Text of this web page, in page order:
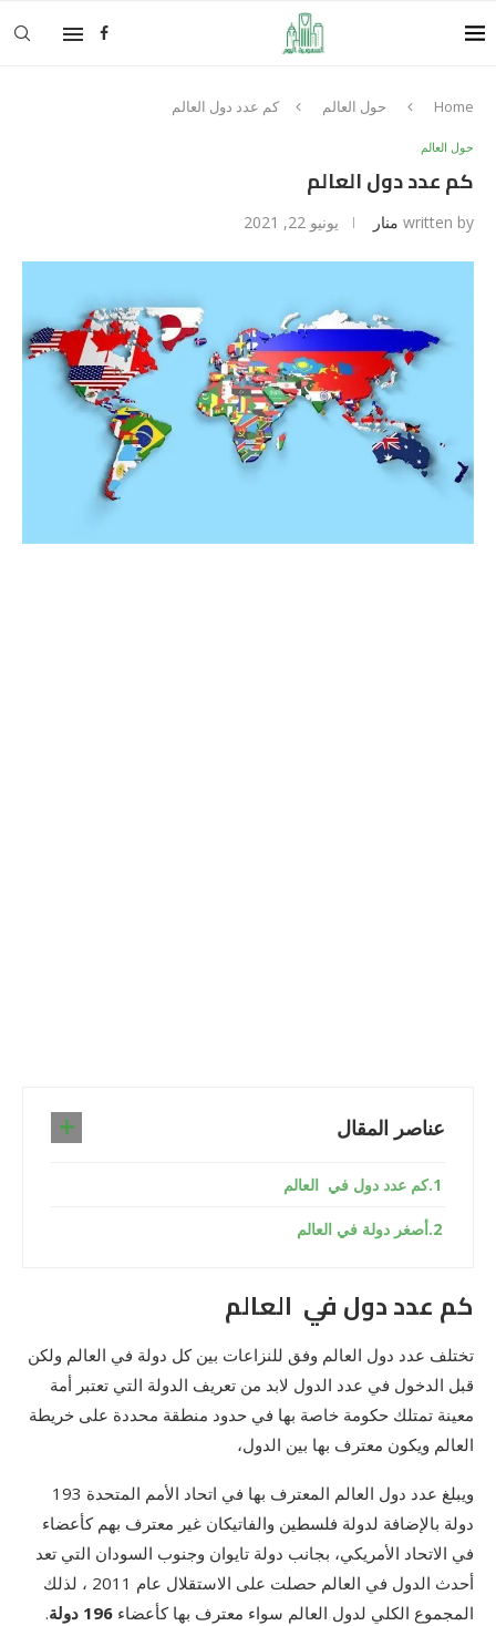
Home حول العالم كم عدد دول العالم
حول العالم
كم عدد دول العالم
written by منار يونيو 22, 2021
عناصر المقال
كم عدد دول في العالم
أصغر دولة في العالم
كم عدد دول في العالم
تختلف عدد دول العالم وفق للنزاعات بين كل دولة في العالم ولكن
قبل الدخول في عدد الدول لابد من تعريف الدولة التي تعتبر أمة
معينة تمتلك حكومة خاصة بها في حدود منطقة محددة على خريطة
العالم ويكون معترف بها بين الدول،
ويبلغ عدد دول العالم المعترف بها في اتحاد الأمم المتحدة 193
دولة بالإضافة لدولة فلسطين والفاتيكان غير معترف بهم كأعضاء
في الاتحاد الأمريكي، بجانب دولة تايوان وجنوب السودان التي تعد
أحدث الدول في العالم حصلت على الاستقلال عام 2011 ، لذلك
المجموع الكلي لدول العالم سواء معترف بها كأعضاء
.